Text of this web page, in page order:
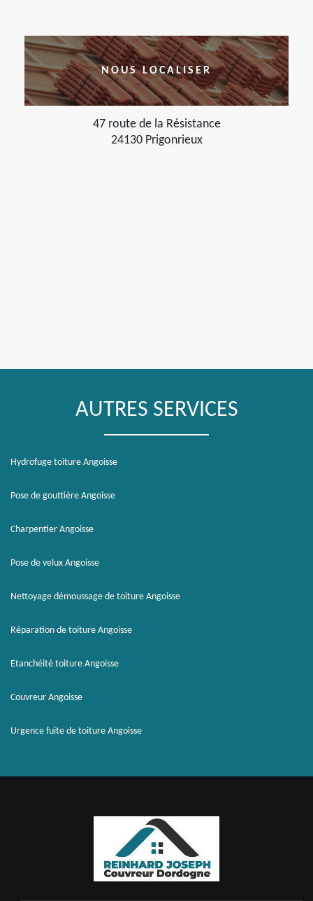
NOUS LOCALISER
47 route de la Résistance
24130 Prigonrieux
AUTRES SERVICES
Hydrofuge toiture Angoisse
Pose de gouttière Angoisse
Charpentier Angoisse
Pose de velux Angoisse
Nettoyage démoussage de toiture Angoisse
Réparation de toiture Angoisse
Etanchéité toiture Angoisse
Couvreur Angoisse
Urgence fuite de toiture Angoisse